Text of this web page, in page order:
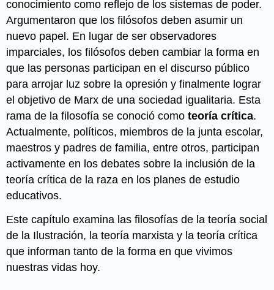
conocimiento como reflejo de los sistemas de poder.
Argumentaron que los filósofos deben asumir un
nuevo papel. En lugar de ser observadores
imparciales, los filósofos deben cambiar la forma en
que las personas participan en el discurso público
para arrojar luz sobre la opresión y finalmente lograr
el objetivo de Marx de una sociedad igualitaria. Esta
rama de la filosofía se conoció comoteoría crítica.
Actualmente, políticos, miembros de la junta escolar,
maestros y padres de familia, entre otros, participan
activamente en los debates sobre la inclusión de la
teoría crítica de la raza en los planes de estudio
educativos.
Este capítulo examina las filosofías de la teoría social
de la Ilustración, la teoría marxista y la teoría crítica
que informan tanto de la forma en que vivimos
nuestras vidas hoy.